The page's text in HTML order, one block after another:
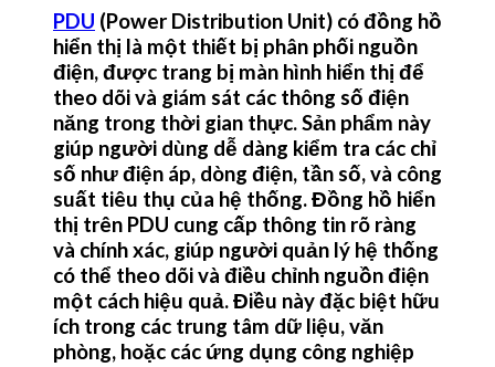
PDU (Power Distribution Unit) có đồng hồ
hiển thị là một thiết bị phân phối nguồn
điện, được trang bị màn hình hiển thị để
theo dõi và giám sát các thông số điện
năng trong thời gian thực. Sản phẩm này
giúp người dùng dễ dàng kiểm tra các chỉ
số như điện áp, dòng điện, tần số, và công
suất tiêu thụ của hệ thống. Đồng hồ hiển
thị trên PDU cung cấp thông tin rõ ràng
và chính xác, giúp người quản lý hệ thống
có thể theo dõi và điều chỉnh nguồn điện
một cách hiệu quả. Điều này đặc biệt hữu
ích trong các trung tâm dữ liệu, văn
phòng, hoặc các ứng dụng công nghiệp